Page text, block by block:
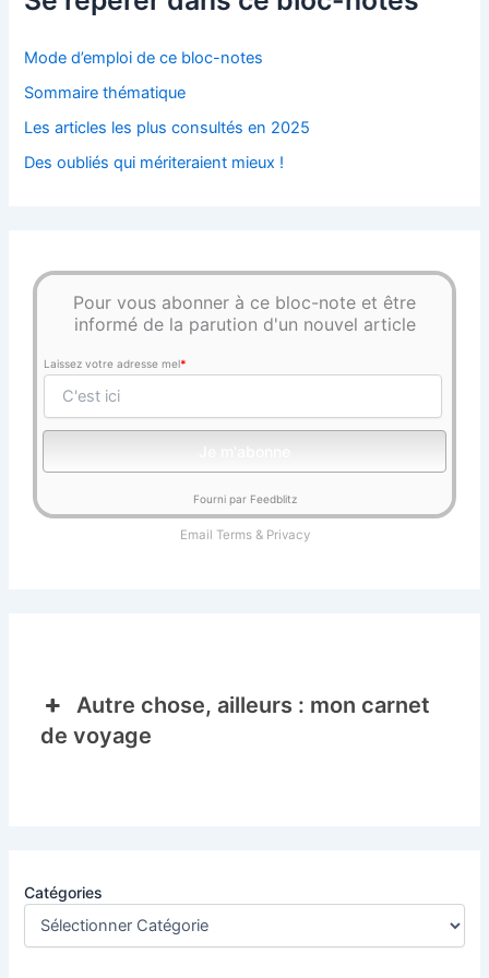
Mode d’emploi de ce bloc-notes
Sommaire thématique
Les articles les plus consultés en 2025
Des oubliés qui mériteraient mieux !
Pour vous abonner à ce bloc-note et être
informé de la parution d'un nouvel article
Laissez votre adresse mel*
Fourni par Feedblitz
Email Terms& Privacy
Autre chose, ailleurs : mon carnet
de voyage
Catégories